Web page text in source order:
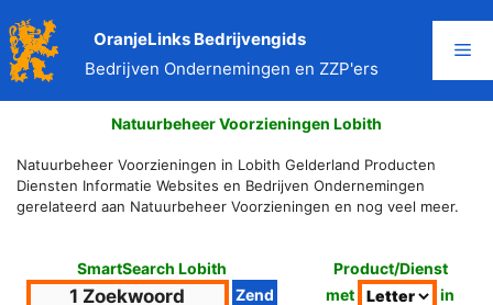
naar
de
inhoud
OranjeLinks Bedrijvengids
Bedrijven Ondernemingen en ZZP'ers
Natuurbeheer Voorzieningen Lobith
Natuurbeheer Voorzieningen in Lobith Gelderland Producten
Diensten Informatie Websites en Bedrijven Ondernemingen
gerelateerd aan Natuurbeheer Voorzieningen en nog veel meer.
SmartSearch Lobith
Product/Dienst
met
in